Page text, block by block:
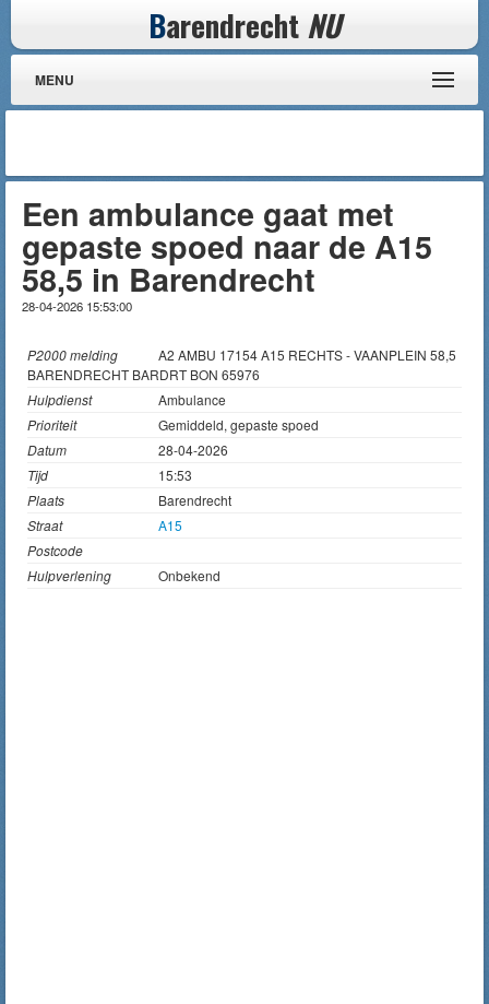
Barendrecht NU
MENU
Een ambulance gaat met
gepaste spoed naar de A15
58,5 in Barendrecht
28-04-2026 15:53:00
P2000 melding
A2 AMBU 17154 A15 RECHTS - VAANPLEIN 58,5
BARENDRECHT BARDRT BON 65976
Hulpdienst
Ambulance
Prioriteit
Gemiddeld, gepaste spoed
Datum
28-04-2026
Tijd
15:53
Plaats
Barendrecht
Straat
A15
Postcode
Hulpverlening
Onbekend